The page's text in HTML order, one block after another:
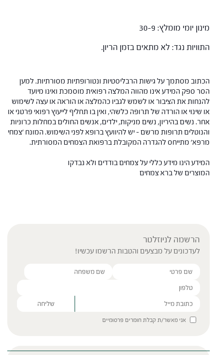
מינון יומי מומלץ: 30-9
התוויות נגד: לא מתאים בזמן הריון.
הכתוב מסתמך על גישות הרבליסטיות ונטורופתיות מסורתיות. למען
הסר ספק המידע אינו מהווה המלצה רפואית מוסמכת ואינו מיועד
להנחות את הציבור או לשמש לגביו כהמלצה או הוראה או עצה לשימוש
או שינוי או הורדה של תרופה כלשהי, ואין בו תחליף לייעוץ רפואי פרטני או
אחר. נשים בהיריון, נשים מניקות, ילדים, אנשים החולים במחלות כרוניות
והנוטלים תרופות מרשם – יש להיוועץ ברופא לפני השימוש. המונח 'צמחי
מרפא' מתייחס להגדרה המקובלת ברפואת הצמחים המסורתית.
המידע הינו מידע כללי על צמחים בודדים ולא נבדקו
המוצרים של ברא צמחים
הרשמה לניוזלטר
לעדכונים על מבצעים והטבות הרשמו עכשיו!
Please leave this field empty.
אני מאשר/ת קבלת חומרים פרסומיים